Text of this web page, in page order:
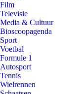
Film
Televisie
Media & Cultuur
Bioscoopagenda
Sport
Voetbal
Formule 1
Autosport
Tennis
Wielrennen